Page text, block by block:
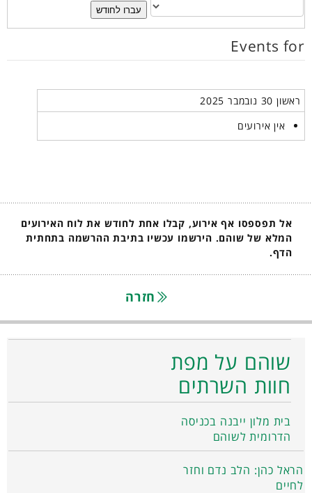
עברו לחודש
Events for
ראשון 30 נובמבר 2025
אין אירועים
אל תפספסו אף אירוע, קבלו אחת לחודש את לוח האירועים
המלא של שוהם. הירשמו עכשיו בתיבת ההרשמה בתחתית
הדף.
חזרה
שוהם על מפת
חוות השרתים
בית מלון ייבנה בכניסה
הדרומית לשוהם
הראל כהן: הלב נדם וחזר
לחיים